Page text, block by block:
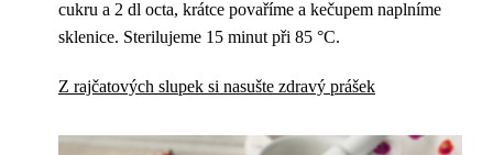
cukru a 2 dl octa, krátce povaříme a kečupem naplníme
sklenice. Sterilujeme 15 minut při 85 °C.
Z rajčatových slupek si nasušte zdravý prášek